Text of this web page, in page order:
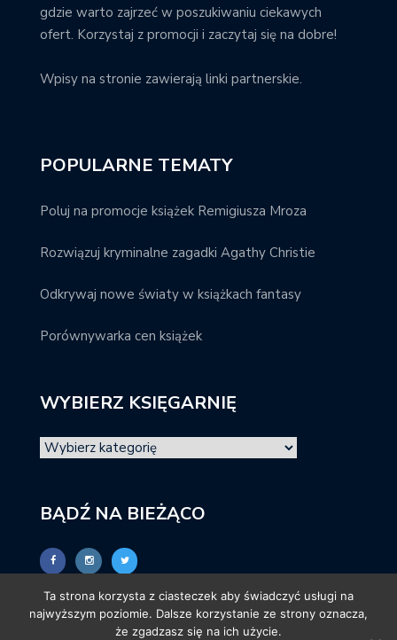
gdzie warto zajrzeć w poszukiwaniu ciekawych
ofert. Korzystaj z promocji i zaczytaj się na dobre!
Wpisy na stronie zawierają linki partnerskie.
POPULARNE TEMATY
Poluj na promocje książek Remigiusza Mroza
Rozwiązuj kryminalne zagadki Agathy Christie
Odkrywaj nowe światy w książkach fantasy
Porównywarka cen książek
WYBIERZ KSIĘGARNIĘ
BĄDŹ NA BIEŻĄCO
Ta strona korzysta z ciasteczek aby świadczyć usługi na
najwyższym poziomie. Dalsze korzystanie ze strony oznacza,
że zgadzasz się na ich użycie.